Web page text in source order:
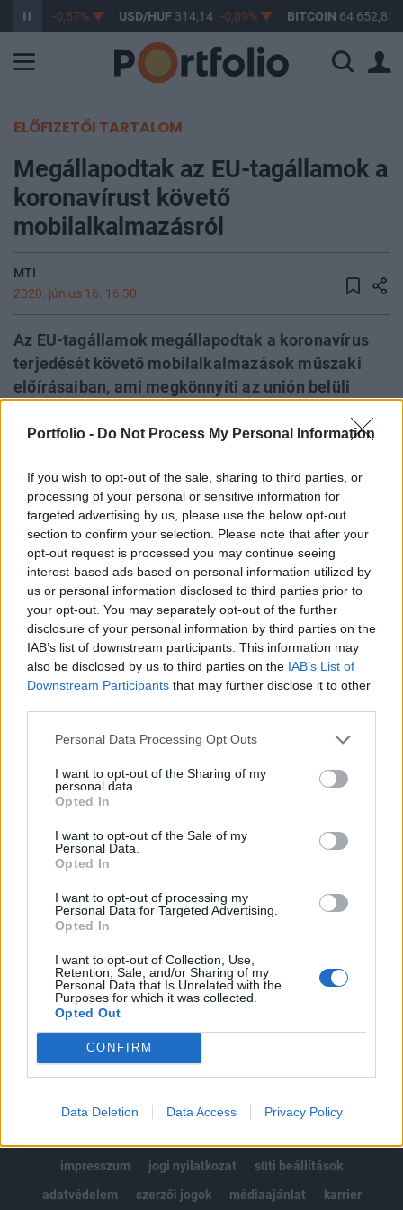
Portfolio - Do Not Process My Personal Information
If you wish to opt-out of the sale, sharing to third parties, or
processing of your personal or sensitive information for
targeted advertising by us, please use the below opt-out
section to confirm your selection. Please note that after your
opt-out request is processed you may continue seeing
interest-based ads based on personal information utilized by
us or personal information disclosed to third parties prior to
your opt-out. You may separately opt-out of the further
disclosure of your personal information by third parties on the
IAB’s list of downstream participants. This information may
also be disclosed by us to third parties on the IAB’s List of
Downstream Participants that may further disclose it to other
Personal Data Processing Opt Outs
I want to opt-out of the Sharing of my
personal data.
Opted In
I want to opt-out of the Sale of my
Personal Data.
Opted In
I want to opt-out of processing my
Personal Data for Targeted Advertising.
Opted In
I want to opt-out of Collection, Use,
Retention, Sale, and/or Sharing of my
Personal Data that Is Unrelated with the
Purposes for which it was collected.
Opted Out
CONFIRM
Data Deletion Data Access Privacy Policy
363,33 -0,57% USD/HUF314,14 -0,89% BITCOIN 64 652,85
ELŐFIZETŐI TARTALOM
Megállapodtak az EU-tagállamok a
koronavírust követő
mobilalkalmazásról
MTI
2020. június 16. 16:30
Az EU-tagállamok megállapodtak a koronavírus
terjedését követő mobilalkalmazások műszaki
előírásaiban, ami megkönnyíti az unión belüli
lehetővé teszi a névtelen felhasználók
Európai Bizottság illetékes szóvivője.
A jóváhagyott tagállami alkalmazások túlnyomó többsége
"decentralizált", a személyes adatokat maga a telefon
tárolja. A tagállami adatok közötti átjárhatóságot
megteremtő műszaki előírások révén a visszakeresés
külföldi felhasználók esetében is elvégezhető, anélkül,
hogy különböző tagállami alkalmazásokat kellene letölteni.
A rendszerek átjárhatóságának...
KEDVES OLVASÓNK!
A keresett cikk a portfolio.hu hírarchívumához
regisztrációhoz kötött.
Portfolio.hu teljes cikkarchívum
Kötéslisták: BÉT elmúlt 2 év napon belüli
MÁR ELŐFIZETŐNK VAGY?BEJELENTKEZÉS
impresszum
jogi nyilatkozat
süti beállítások
adatvédelem
szerzői jogok médiaajánlat karrier